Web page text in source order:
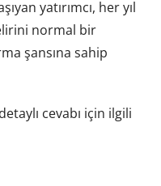
yatırımcı, her yıl
normal bir
şansına sahip
cevabı için ilgili